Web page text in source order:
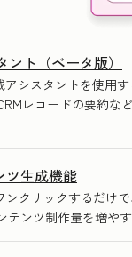
ト（ベータ版）
アシスタントを使用
レコードの要約な
ツ生成機能
ンクリックするだけ
テンツ制作量を増や